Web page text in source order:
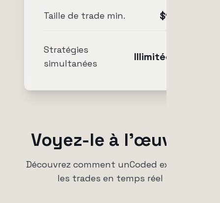
Taille de trade min. $10
Stratégies
simultanées
Illimitées
Voyez-le à l'œuvre
Découvrez comment unCoded exécute
les trades en temps réel